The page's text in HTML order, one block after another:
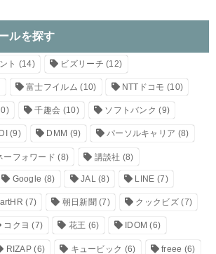
ルを探す
ト (14) ビズリーチ (12)
富士フイルム (10) NTTドコモ (10)
千趣会 (10) ソフトバンク (9)
(9) DMM (9) パーソルキャリア (8)
ーフォワード (8) 講談社 (8)
Google (8) JAL(8) LINE (7)
(7) 朝日新聞 (7) クックビズ(7)
コクヨ (7) 花王 (6) IDOM (6)
RIZAP (6) キュービック (6) freee (6)